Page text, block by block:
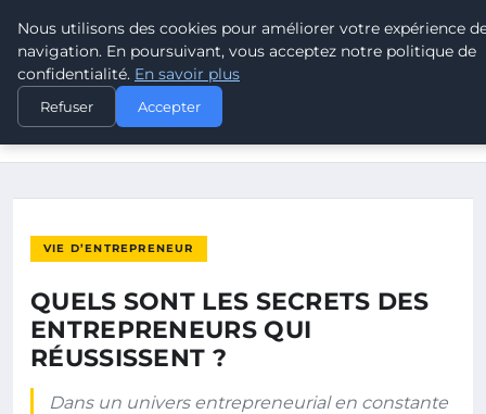
POUVOIR OUVRIER
ACCUEIL
QUELS SONT LES SECRETS DES ENTREPRENEURS QUI
VIE D’ENTREPRENEUR
QUELS SONT LES SECRETS DES
ENTREPRENEURS QUI
RÉUSSISSENT ?
Dans un univers entrepreneurial en constante
Nous utilisons des cookies pour améliorer votre expérience
navigation. En poursuivant, vous acceptez notre politique de
confidentialité. En savoir plus
Refuser Accepter